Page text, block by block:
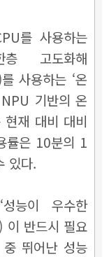
를 사용하는
고도화해
사용하는 ‘온
기반의 온
재 대비 대비
률은 10분의 1
있다.
능이 우수한
반드시 필요
뛰어난 성능